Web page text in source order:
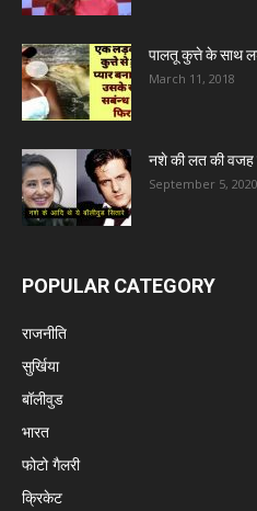
पालतू कुत्ते के साथ
March 11, 2018
नशे की लत की वजह
September 5, 2020
POPULAR CATEGORY
राजनीति
सुर्खिया
बॉलीवुड
भारत
फोटो गैलरी
क्रिकेट